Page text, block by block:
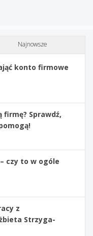
Najnowsze
konto firmowe
firmę? Sprawdź,
czy to w ogóle
z
Strzyga-